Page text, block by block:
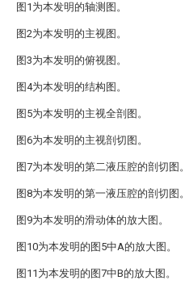
图1为本发明的轴测图。
图2为本发明的主视图。
图3为本发明的俯视图。
图4为本发明的结构图。
图5为本发明的主视全剖图。
图6为本发明的主视剖切图。
图7为本发明的第二液压腔的剖切图。
图8为本发明的第一液压腔的剖切图。
图9为本发明的滑动体的放大图。
图10为本发明的图5中A的放大图。
图11为本发明的图7中B的放大图。